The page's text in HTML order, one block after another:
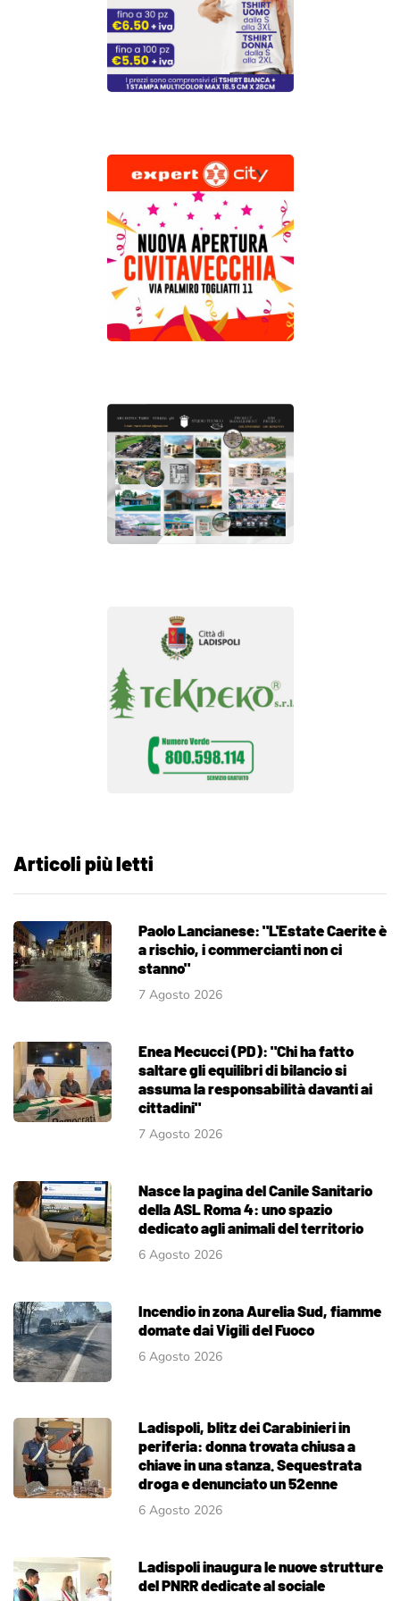
Articoli più letti
Paolo Lancianese: "L'Estate Caerite è
a rischio, i commercianti non ci
stanno"
7 Agosto 2026
Enea Mecucci (PD): "Chi ha fatto
saltare gli equilibri di bilancio si
assuma la responsabilità davanti ai
cittadini"
7 Agosto 2026
Nasce la pagina del Canile Sanitario
della ASL Roma 4: uno spazio
dedicato agli animali del territorio
6 Agosto 2026
Incendio in zona Aurelia Sud, fiamme
domate dai Vigili del Fuoco
6 Agosto 2026
Ladispoli, blitz dei Carabinieri in
periferia: donna trovata chiusa a
chiave in una stanza. Sequestrata
droga e denunciato un 52enne
6 Agosto 2026
Ladispoli inaugura le nuove strutture
del PNRR dedicate al sociale